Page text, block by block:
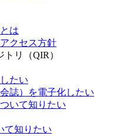
は
クセス方針
リ（QIR）
たい
誌）を電子化したい
いて知りたい
て知りたい